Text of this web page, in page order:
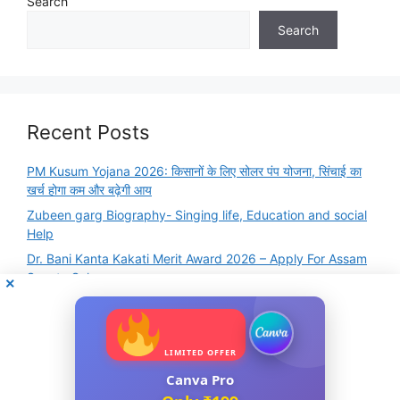
Search
Recent Posts
PM Kusum Yojana 2026: किसानों के लिए सोलर पंप योजना, सिंचाई का
खर्च होगा कम और बढ़ेगी आय
Zubeen garg Biography- Singing life, Education and social
Help
Dr. Bani Kanta Kakati Merit Award 2026 – Apply For Assam
Scooty Scheme
Famous Books and Authors Quiz Online Test – GK
Question and Answers
Basic GK Quiz Questions and Answers – Practice Free
Online MCQ Test
LIMITED OFFER
Canva Pro